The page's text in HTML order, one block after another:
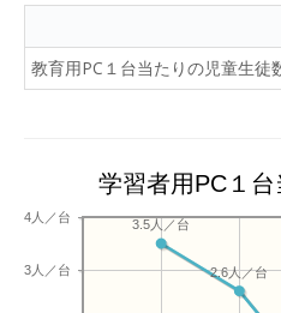
教育用PC１台当たりの児童生徒
学習者用PC１
3人／台
4人／台
2.6人／台
3.5人／台